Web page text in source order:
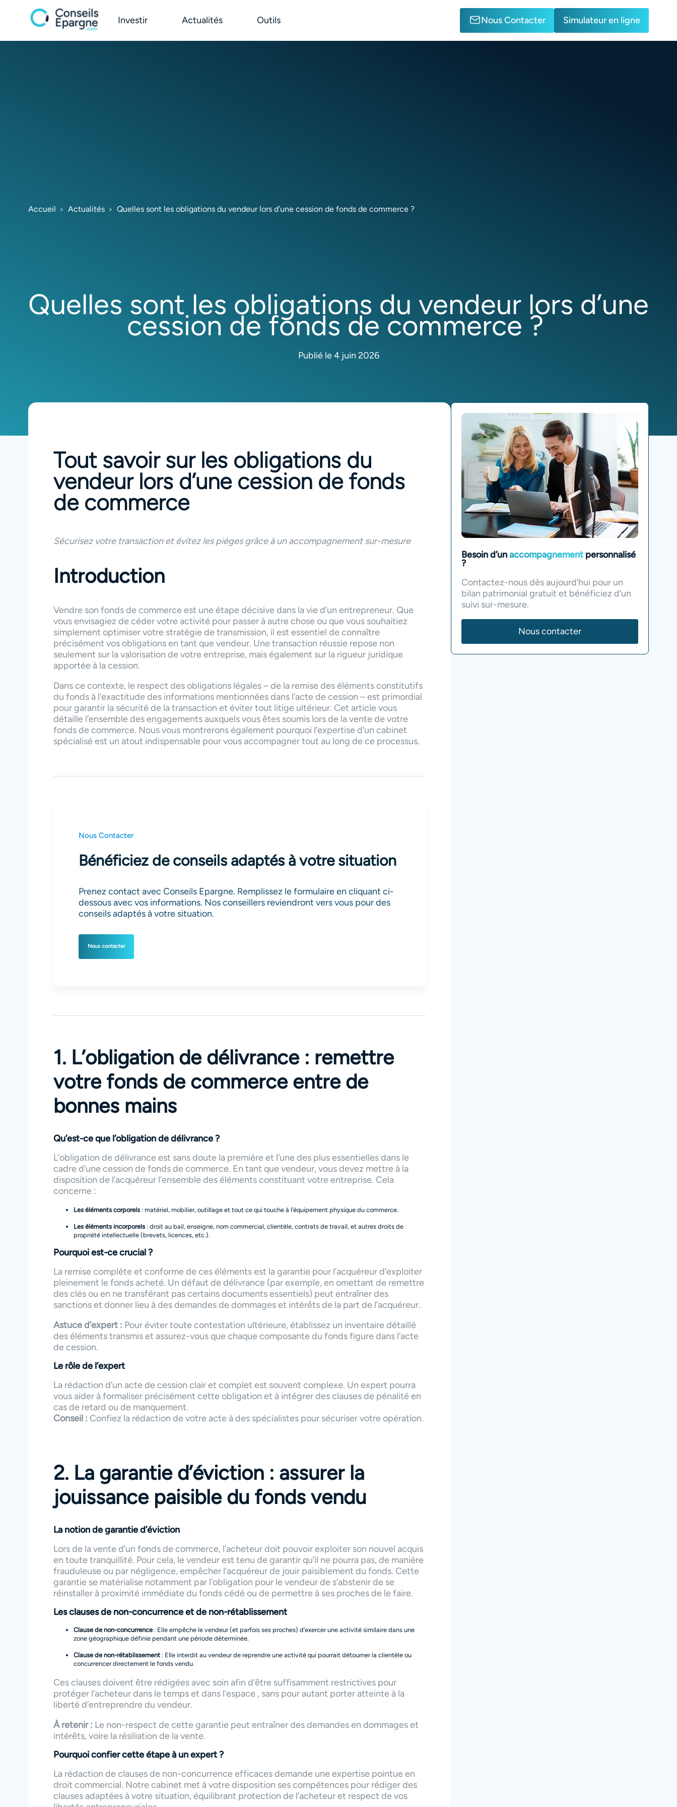
Investir Actualités Outils Nous Contacter Simulateur en ligne
Accueil Actualités Quelles sont les obligations du vendeur lors d’une cession de fonds de commerce ?
Quelles sont les obligations du vendeur lors d’une
cession de fonds de commerce ?
Publié le 4 juin 2026
Tout savoir sur les obligations du
vendeur lors d’une cession de fonds
de commerce
Sécurisez votre transaction et évitez les pièges grâce à un accompagnement sur-mesure
Introduction
Vendre son fonds de commerce est une étape décisive dans la vie d’un entrepreneur. Que
vous envisagiez de céder votre activité pour passer à autre chose ou que vous souhaitiez
simplement optimiser votre stratégie de transmission, il est essentiel de connaître
précisément vos obligations en tant que vendeur. Une transaction réussie repose non
seulement sur la valorisation de votre entreprise, mais également sur la rigueur juridique
apportée à la cession.
Dans ce contexte, le respect des obligations légales – de la remise des éléments constitutifs
du fonds à l’exactitude des informations mentionnées dans l’acte de cession – est primordial
pour garantir la sécurité de la transaction et éviter tout litige ultérieur. Cet article vous
détaille l’ensemble des engagements auxquels vous êtes soumis lors de la vente de votre
fonds de commerce. Nous vous montrerons également pourquoi l’expertise d’un cabinet
spécialisé est un atout indispensable pour vous accompagner tout au long de ce processus.
Nous Contacter
Bénéficiez de conseils adaptés à votre situation
Prenez contact avec Conseils Epargne. Remplissez le formulaire en cliquant ci-
dessous avec vos informations. Nos conseillers reviendront vers vous pour des
conseils adaptés à votre situation.
Nous contacter
1. L’obligation de délivrance : remettre
votre fonds de commerce entre de
bonnes mains
Qu’est-ce que l’obligation de délivrance ?
L’obligation de délivrance est sans doute la première et l’une des plus essentielles dans le
cadre d’une cession de fonds de commerce. En tant que vendeur, vous devez mettre à la
disposition de l’acquéreur l’ensemble des éléments constituant votre entreprise. Cela
concerne :
Les éléments corporels : matériel, mobilier, outillage et tout ce qui touche à l’équipement physique du commerce.
Les éléments incorporels : droit au bail, enseigne, nom commercial, clientèle, contrats de travail, et autres droits de
propriété intellectuelle (brevets, licences, etc.).
Pourquoi est-ce crucial ?
La remise complète et conforme de ces éléments est la garantie pour l’acquéreur d’exploiter
pleinement le fonds acheté. Un défaut de délivrance (par exemple, en omettant de remettre
des clés ou en ne transférant pas certains documents essentiels) peut entraîner des
sanctions et donner lieu à des demandes de dommages et intérêts de la part de l’acquéreur.
Astuce d’expert : Pour éviter toute contestation ultérieure, établissez un inventaire détaillé
des éléments transmis et assurez-vous que chaque composante du fonds figure dans l’acte
de cession.
Le rôle de l’expert
La rédaction d’un acte de cession clair et complet est souvent complexe. Un expert pourra
vous aider à formaliser précisément cette obligation et à intégrer des clauses de pénalité en
cas de retard ou de manquement.
Conseil : Confiez la rédaction de votre acte à des spécialistes pour sécuriser votre opération.
2. La garantie d’éviction : assurer la
jouissance paisible du fonds vendu
La notion de garantie d’éviction
Lors de la vente d’un fonds de commerce, l’acheteur doit pouvoir exploiter son nouvel acquis
en toute tranquillité. Pour cela, le vendeur est tenu de garantir qu’il ne pourra pas, de manière
frauduleuse ou par négligence, empêcher l’acquéreur de jouir paisiblement du fonds. Cette
garantie se matérialise notamment par l’obligation pour le vendeur de s’abstenir de se
réinstaller à proximité immédiate du fonds cédé ou de permettre à ses proches de le faire.
Les clauses de non-concurrence et de non-rétablissement
Clause de non-concurrence : Elle empêche le vendeur (et parfois ses proches) d’exercer une activité similaire dans une
zone géographique définie pendant une période déterminée.
Clause de non-rétablissement : Elle interdit au vendeur de reprendre une activité qui pourrait détourner la clientèle ou
concurrencer directement le fonds vendu.
Ces clauses doivent être rédigées avec soin afin d’être suffisamment restrictives pour
protéger l’acheteur dans le temps et dans l’espace , sans pour autant porter atteinte à la
liberté d’entreprendre du vendeur.
À retenir : Le non-respect de cette garantie peut entraîner des demandes en dommages et
intérêts, voire la résiliation de la vente.
Pourquoi confier cette étape à un expert ?
La rédaction de clauses de non-concurrence efficaces demande une expertise pointue en
droit commercial. Notre cabinet met à votre disposition ses compétences pour rédiger des
clauses adaptées à votre situation, équilibrant protection de l’acheteur et respect de vos
Besoin d’unaccompagnement personnalisé
?
Contactez-nous dès aujourd’hui pour un
bilan patrimonial gratuit et bénéficiez d’un
suivi sur-mesure.
Nous contacter